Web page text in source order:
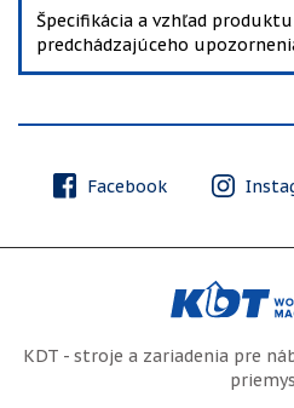
Špecifikácia a vzhľad
predchádzajúceho
Facebook
KDT - stroje a zariadenia pre